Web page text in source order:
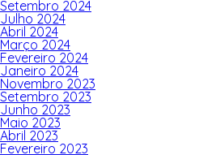
Setembro 2024
Julho 2024
Abril 2024
Março 2024
Fevereiro 2024
Janeiro 2024
Novembro 2023
Setembro 2023
Junho 2023
Maio 2023
Abril 2023
Fevereiro 2023